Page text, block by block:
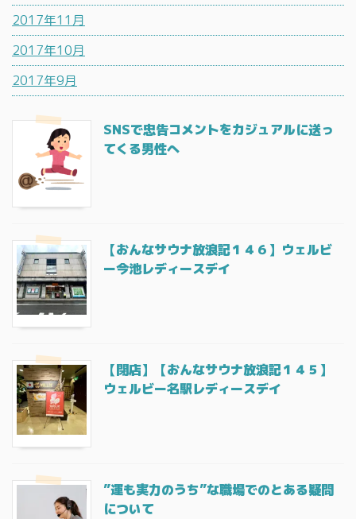
2017年11月
2017年10月
2017年9月
SNSで忠告コメントをカジュアルに送っ
てくる男性へ
【おんなサウナ放浪記１４６】ウェルビ
ー今池レディースデイ
【閉店】【おんなサウナ放浪記１４５】
ウェルビー名駅レディースデイ
”運も実力のうち”な職場でのとある疑問
について